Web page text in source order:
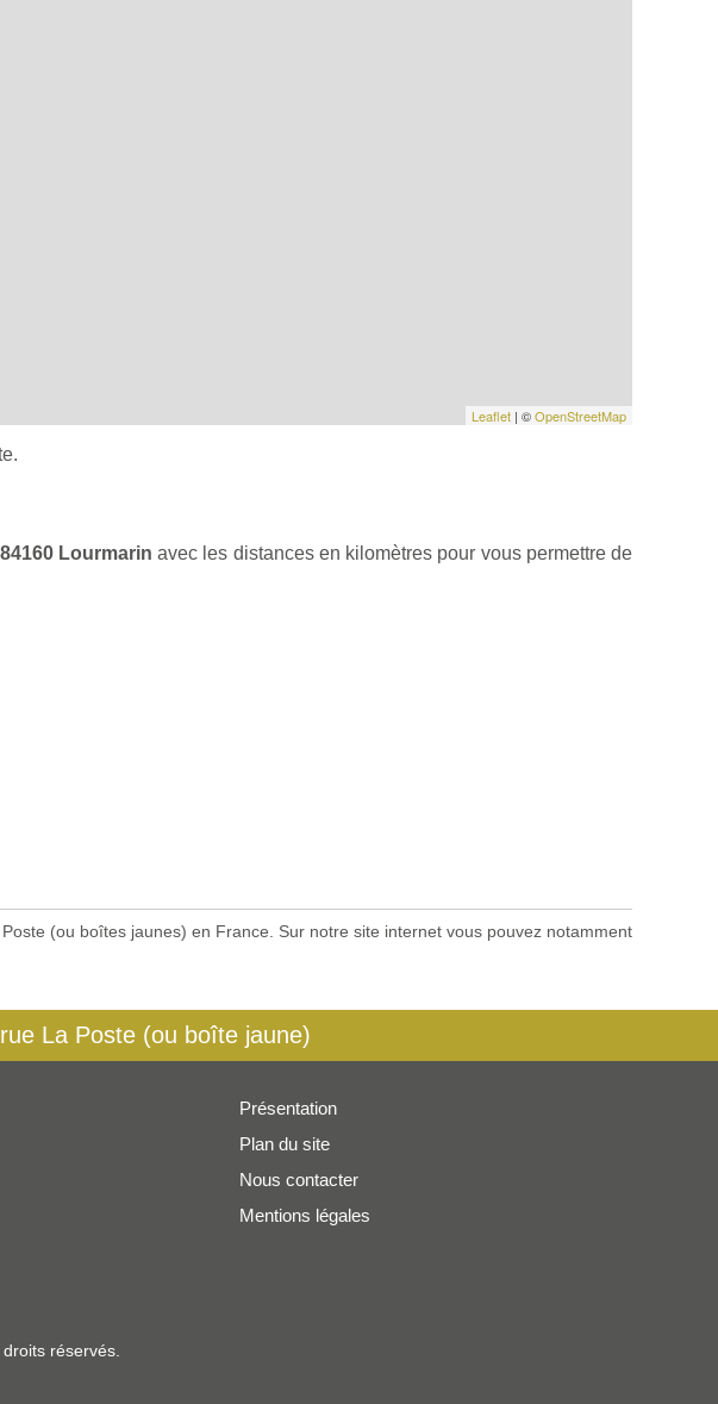
Leaflet | ©OpenStreetMap
Lourmarin avec les distances en kilomètres pour vous permettre de
(ou boîtes jaunes) en France. Sur notre site internet vous pouvez notamment
La Poste (ou boîte jaune)
Présentation
Plan du site
Nous contacter
Mentions légales
réservés.